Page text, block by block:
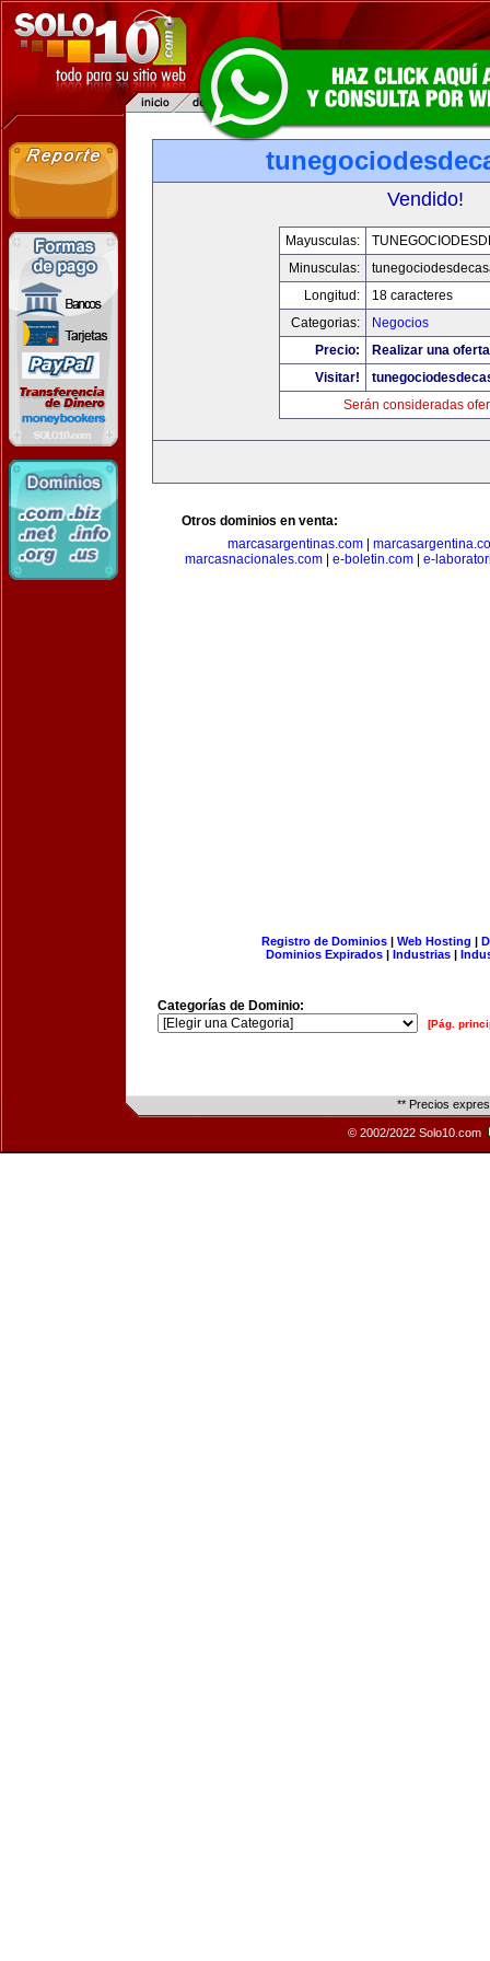
Vendido!
Mayusculas:
Minusculas:
Longitud:
18 caracteres
Categorias:
Negocios
Precio:
Realizar una
Visitar!
Serán consideradas
Otros dominios en venta:
marcasargentinas.com
marcasnacionales.com| e-boletin.com| e-
Registro de Dominios| Web Hosting |
Dominios Expirados | Industrias |
Categorías de Dominio:
[Pág.
** Precios
© 2002/2022 Solo10.com